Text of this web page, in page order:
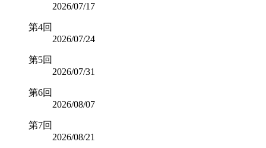
2026/07/17
第4回
2026/07/24
第5回
2026/07/31
第6回
2026/08/07
第7回
2026/08/21